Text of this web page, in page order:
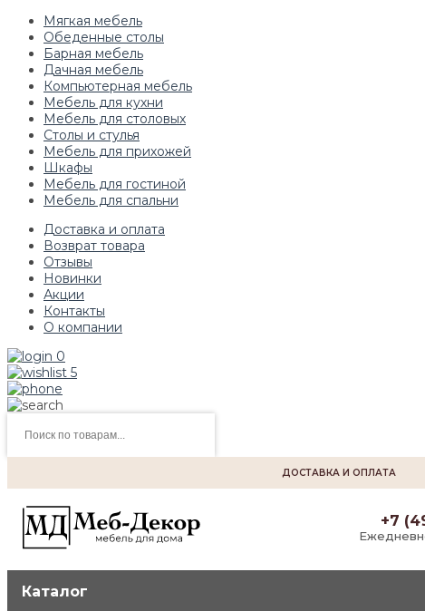
Мягкая мебель
Обеденные столы
Барная мебель
Дачная мебель
Компьютерная мебель
Мебель для кухни
Мебель для столовых
Столы и стулья
Мебель для прихожей
Шкафы
Мебель для гостиной
Мебель для спальни
Доставка и оплата
Возврат товара
Отзывы
Новинки
Акции
Контакты
О компании
0
5
товаров
ДОСТАВКА И ОПЛАТА
+7
Каталог